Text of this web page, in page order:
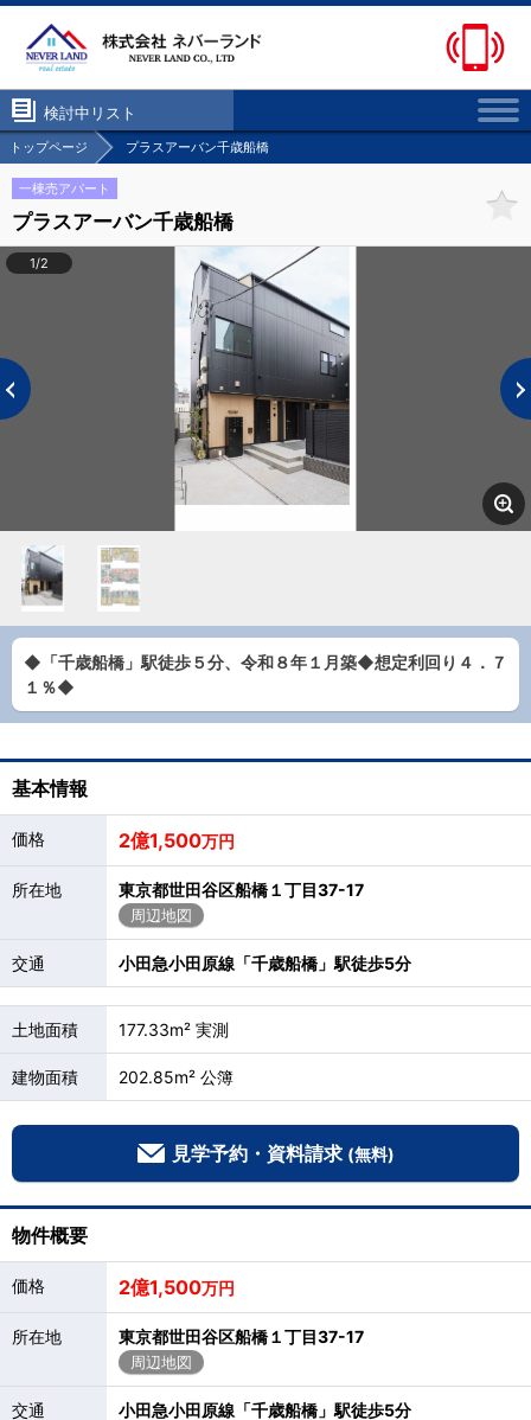
検討中リスト
トップページ プラスアーバン千歳船橋
一棟売アパート
プラスアーバン千歳船橋
1/2
◆「千歳船橋」駅徒歩５分、令和８年１月築◆想定利回り４．７
１％◆
基本情報
価格 2億1,500万円
所在地 東京都世田谷区船橋１丁目37-17
周辺地図
交通 小田急小田原線「千歳船橋」駅徒歩5分
土地面積 177.33m² 実測
建物面積 202.85m² 公簿
見学予約・資料請求 (無料)
物件概要
価格 2億1,500万円
所在地 東京都世田谷区船橋１丁目37-17
周辺地図
交通 小田急小田原線「千歳船橋」駅徒歩5分